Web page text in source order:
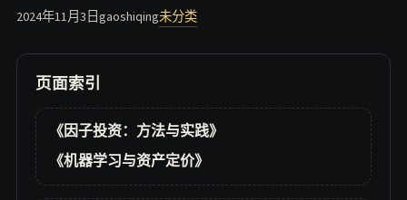
2024年11月3日gaoshiqing未分类
页面索引
《因子投资：方法与实践》
《机器学习与资产定价》